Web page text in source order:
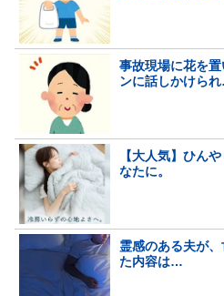
事故現場に花を
ンに話しかけら
【大人気】ひん
なたに。
霊感のある夫が
た内容は…